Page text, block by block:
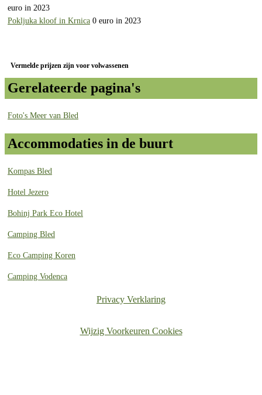
euro in 2023
Pokljuka kloof in Krnica 0 euro in 2023
Vermelde prijzen zijn voor volwassenen
Gerelateerde pagina's
Foto's Meer van Bled
Accommodaties in de buurt
Kompas Bled
Hotel Jezero
Bohinj Park Eco Hotel
Camping Bled
Eco Camping Koren
Camping Vodenca
Privacy Verklaring
Wijzig Voorkeuren Cookies